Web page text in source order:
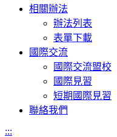
相關辦法
辦法列表
表單下載
國際交流
國際交流盟校
國際見習
短期國際見習
聯絡我們
:::